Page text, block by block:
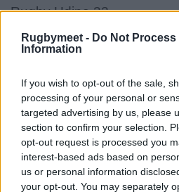
Rugbymeet - Do Not Process
Information
If you wish to opt-out of the sale,
processing of your personal or
targeted advertising by us, please
section to confirm your selection.
opt-out request is processed you
interest-based ads based on
us or personal information
your opt-out. You may separately
Rugby Udine 32
Rugby Villadose 76 26
Rugby Trento 20
C.U.S. Padova 11
Rugby Bassano 1976 6
Girone 4